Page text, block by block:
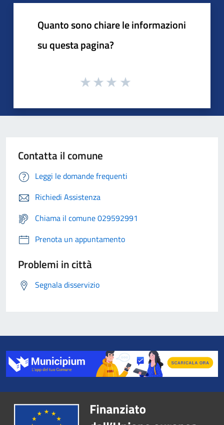
Quanto sono chiare le informazioni
su questa pagina?
Contatta il comune
Leggi le domande frequenti
Richiedi Assistenza
Chiama il comune 029592991
Prenota un appuntamento
Problemi in città
Segnala disservizio